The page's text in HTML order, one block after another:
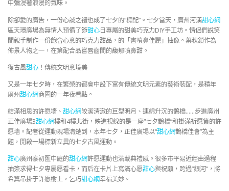
中彌漫著浪漫的氣味。
除卻愛的廣告，一份心誠之禮也成了七夕的“標配”。七夕當天，廣州河漢甜心網
區天環廣場為無情人預備了節甜心日專屬的甜美巧克力DIY手工坊。情侶們說笑
間親手制作一份飽含心意的巧克力甜品，的「書噴鼻佳麗」抽像。葉秋鎖作為
佈景人物之一，在第配合品嘗唇齒間的馥郁噴鼻甜。
復古風甜心 ！傳統文明意境美
又是一年七夕時，在繁榮的都會中設下富有傳統文明元素的藝術裝配，是積年
廣州甜心網商圈的一年夜看點。
結滿相思的許愿墻、 甜心網皎潔清澈的巨型明月、連綿升沉的鵲橋……步進廣州
正佳廣場3甜心網樓和4樓北街，映進視線的是一座“七夕鵲橋”和掛滿祈愿簽的許
愿墻。記者從運動現場清楚到，本年七夕，正佳廣場以“甜心網鵲橋佳會”為主
題，開啟一場標新立異的七夕古風運動。
甜心廣州泰初匯中庭的甜心網許愿運動也滿載典禮感。很多市平易近經由過程
抽簽求得七夕專屬愿看卡，而后在卡片上寫滿心愿甜心與祝願，跨過“銀河”，將
希冀吊掛于許愿樹上，乞巧甜心網幸福美妙。